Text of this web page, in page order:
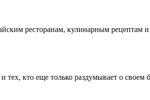
ресторанам, кулинарным
кто еще только раздумывает о своем